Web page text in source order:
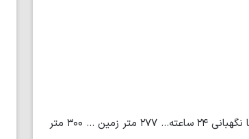
... كد ٣١٧ ... ویلا مدرن نوساز شهرکی... منطقه نوشهر / سیسنگان... شهرک بر جاده ای با نگهبانی ۲۴ ساعته... ۲۷۷ متر زمین ... ۳۰۰ متر